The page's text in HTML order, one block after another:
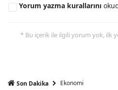
Yorum yazma kurallarını
* Bu içerik ile ilgili yorum yok, ilk
Son Dakika Ekonomi